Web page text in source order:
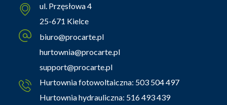
ul. Przęsłowa 4
25-671 Kielce
biuro@procarte.pl
hurtownia@procarte.pl
support@procarte.pl
Hurtownia fotowoltaiczna: 503 504 497
Hurtownia hydrauliczna: 516 493 439